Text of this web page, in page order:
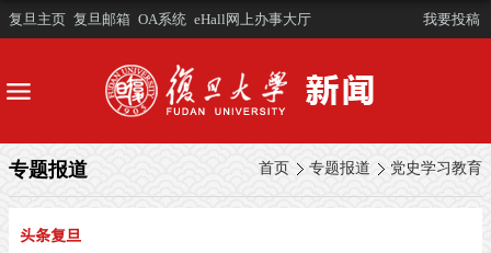
复旦主页 复旦邮箱 OA系统 eHall网上办事大厅 我要投稿
首页 专题报道 党史学习教育
专题报道
头条复旦